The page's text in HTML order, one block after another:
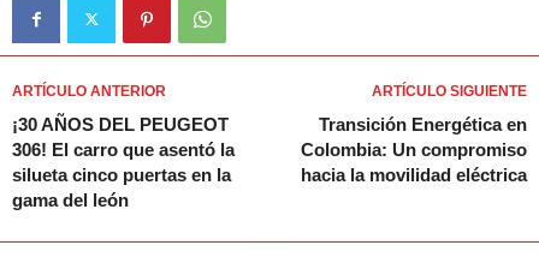
ARTÍCULO ANTERIOR
¡30 AÑOS DEL PEUGEOT
306! El carro que asentó la
silueta cinco puertas en la
gama del león
ARTÍCULO SIGUIENTE
Transición Energética en
Colombia: Un compromiso
hacia la movilidad eléctrica